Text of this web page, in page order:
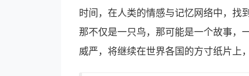
时间，在人类的情感与记忆网络中，找
那不仅是一只鸟，那可能是一个故事，
威严，将继续在世界各国的方寸纸片上